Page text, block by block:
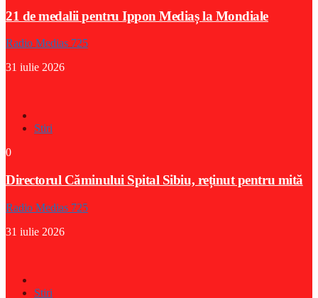
21 de medalii pentru Ippon Mediaș la Mondiale
Radio Medias 725
31 iulie 2026
Stiri
0
Directorul Căminului Spital Sibiu, reținut pentru mită
Radio Medias 725
31 iulie 2026
Stiri